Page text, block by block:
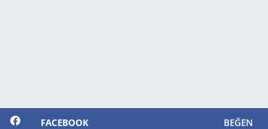
FACEBOOK BEĞEN